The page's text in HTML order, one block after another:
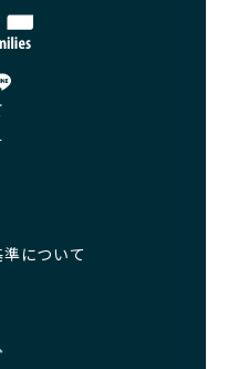
について